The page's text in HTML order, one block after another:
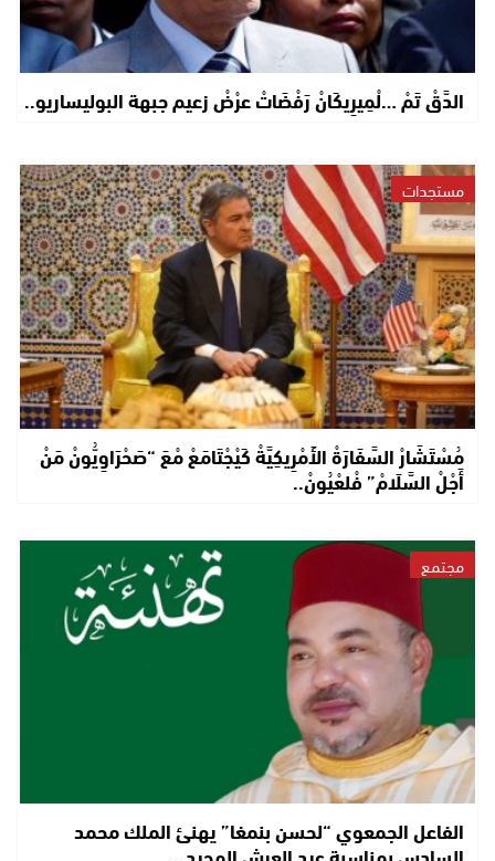
الدَّقْ تَمْ …لْمِيرِيكَانْ رَفْضَاتْ عرْضْ زعيم جبهة البوليساريو..
مستجدات
مُسْتَشَارْ السَّفَارَةْ الأَمْرِيكِيَّةْ كَيْجْتَامَعْ مْعَ “صَحْرَاوِيُّونْ مَنْ
أَجْلْ السَّلَامْ” فْلعْيُونْ..
مجتمع
الفاعل الجمعوي “لحسن بنمغا” يهنئ الملك محمد